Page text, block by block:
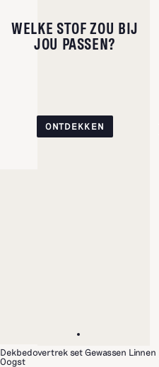
WELKE STOF ZOU BIJ
JOU PASSEN?
ONTDEKKEN
Dekbedovertrek set Gewassen Linnen
Oogst